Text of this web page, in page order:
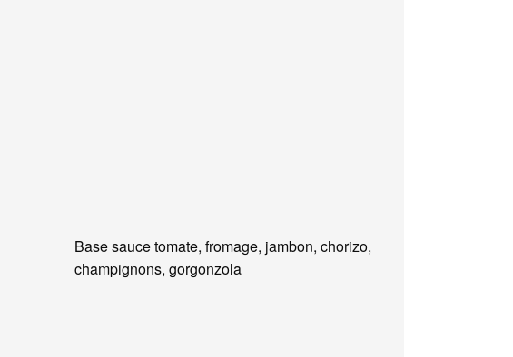
Base sauce tomate, fromage, jambon, chorizo,
champignons, gorgonzola